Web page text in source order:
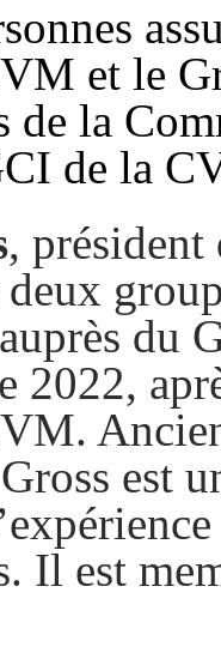
et le
de la
de la
,
deux
du
2022,
est
Il est